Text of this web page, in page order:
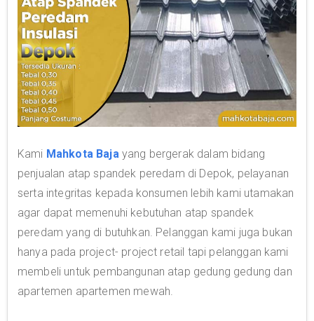
Kami Mahkota Bajayang bergerak dalam bidang
penjualan atap spandek peredam di Depok, pelayanan
serta integritas kepada konsumen lebih kami utamakan
agar dapat memenuhi kebutuhan atap spandek
peredam yang di butuhkan. Pelanggan kami juga bukan
hanya pada project- project retail tapi pelanggan kami
membeli untuk pembangunan atap gedung gedung dan
apartemen apartemen mewah.